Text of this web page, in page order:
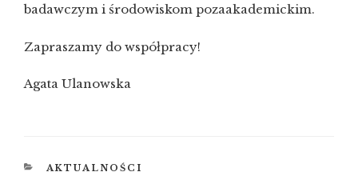
badawczym i środowiskom pozaakademickim.
Zapraszamy do współpracy!
Agata Ulanowska
KATEGORIE
AKTUALNOŚCI